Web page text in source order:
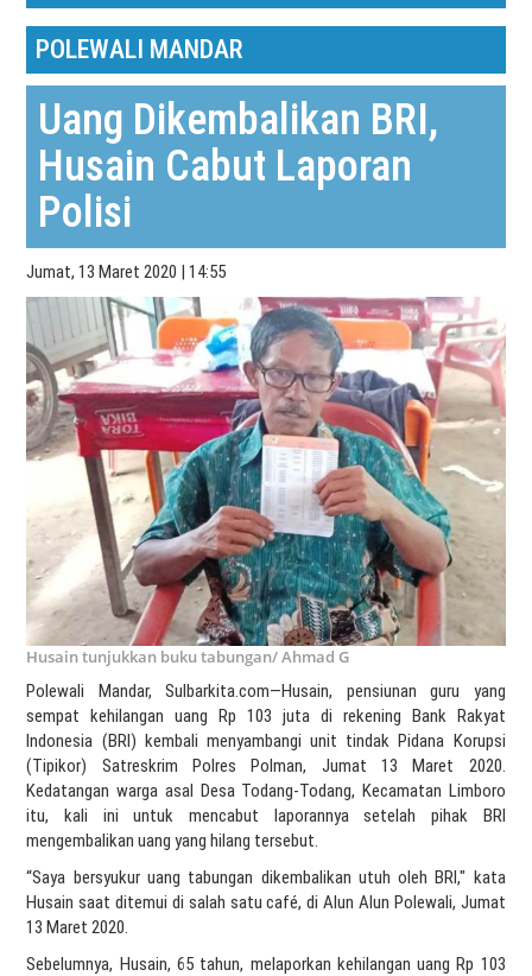
POLEWALI MANDAR
Uang Dikembalikan BRI,
Husain Cabut Laporan
Polisi
Jumat, 13 Maret 2020 | 14:55
Husain tunjukkan buku tabungan/ Ahmad G
Polewali Mandar, Sulbarkita.com—Husain, pensiunan guru yang
sempat kehilangan uang Rp 103 juta di rekening Bank Rakyat
Indonesia (BRI) kembali menyambangi unit tindak Pidana Korupsi
(Tipikor) Satreskrim Polres Polman, Jumat 13 Maret 2020.
Kedatangan warga asal Desa Todang-Todang, Kecamatan Limboro
itu, kali ini untuk mencabut laporannya setelah pihak BRI
mengembalikan uang yang hilang tersebut.
“Saya bersyukur uang tabungan dikembalikan utuh oleh BRI," kata
Husain saat ditemui di salah satu café, di Alun Alun Polewali, Jumat
13 Maret 2020.
Sebelumnya, Husain, 65 tahun, melaporkan kehilangan uang Rp 103